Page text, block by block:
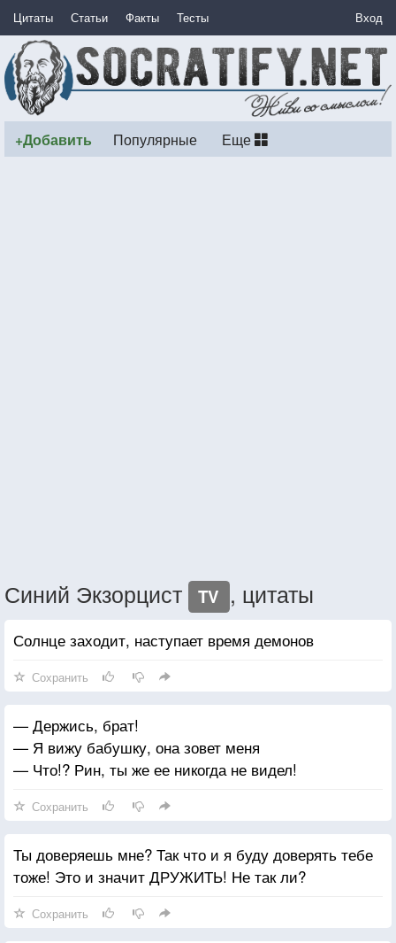
Цитаты Статьи Факты Тесты Вход
+Добавить Популярные Еще
Синий Экзорцист TV , цитаты
Солнце заходит, наступает время демонов
Сохранить
— Держись, брат!
— Я вижу бабушку, она зовет меня
— Что!? Рин, ты же ее никогда не видел!
Сохранить
Ты доверяешь мне? Так что и я буду доверять тебе
тоже! Это и значит ДРУЖИТЬ! Не так ли?
Сохранить